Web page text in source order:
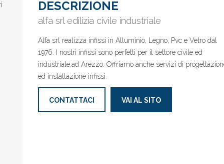
DESCRIZIONE
alfa srl edilizia civile industriale
Alfa srl realizza infissi in Alluminio, Legno, Pvc e Vetro dal
1976. I nostri infissi sono perfetti per il settore civile ed
industriale.ad Arezzo. Offriamo anche servizi di
ed installazione infissi.
CONTATTACI VAI AL SITO